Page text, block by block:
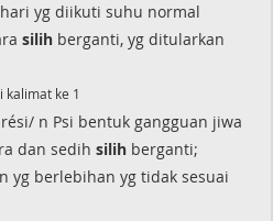
yg diikuti suhu normal
silih berganti, yg ditularkan
kalimat ke 1
n Psi bentuk gangguan jiwa
dan sedih silih berganti;
yg berlebihan yg tidak sesuai